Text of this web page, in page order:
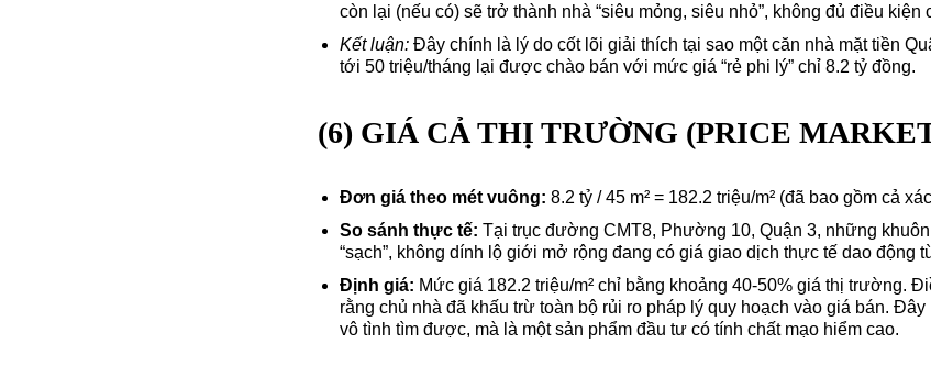
còn lại (nếu có) sẽ trở thành nhà “siêu mỏng, siêu nhỏ”, không đủ điều kiện
Kết luận: Đây chính là lý do cốt lõi giải thích tại sao một căn nhà mặt tiền
tới 50 triệu/tháng lại được chào bán với mức giá “rẻ phi lý” chỉ 8.2 tỷ đồng.
(6) GIÁ CẢ THỊ TRƯỜNG (PRICE
Đơn giá theo mét vuông: 8.2 tỷ / 45 m² = 182.2 triệu/m² (đã bao gồm cả
So sánh thực tế: Tại trục đường CMT8, Phường 10, Quận 3, những
“sạch”, không dính lộ giới mở rộng đang có giá giao dịch thực tế dao động
Định giá: Mức giá 182.2 triệu/m² chỉ bằng khoảng 40-50% giá thị trường.
rằng chủ nhà đã khấu trừ toàn bộ rủi ro pháp lý quy hoạch vào giá bán. Đây
vô tình tìm được, mà là một sản phẩm đầu tư có tính chất mạo hiểm cao.